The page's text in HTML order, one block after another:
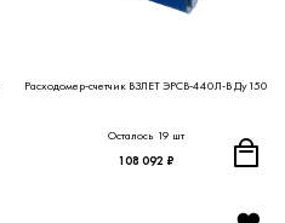
Расходомер-счетчик ВЗЛЕТ ЭРСВ-440Л-В Ду150
Осталось 19 шт
108 092 ₽